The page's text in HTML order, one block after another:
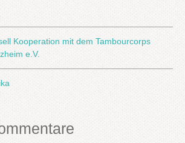
Kooperation mit dem Tambourcorps
e.V.